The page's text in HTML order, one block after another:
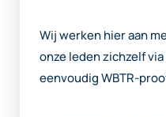
Wij werken hier aan
onze leden zichzelf
eenvoudig WBTR-